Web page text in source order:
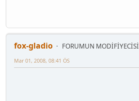
fox-gladio FORUMUN MODİFİYECİSİ
Mar 01, 2008, 08:41 ÖS